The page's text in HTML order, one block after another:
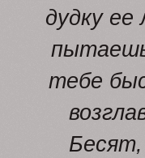
дудку
тебе
Бесят,